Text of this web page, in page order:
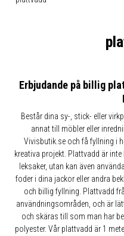
Erbjudande på billig
Består dina sy-, stick- eller
annat till möbler eller
Vivisbutik.se och få fyllning i
kreativa projekt. Plattvadd är
leksaker, utan kan även
foder i dina jackor eller andra
och billig fyllning. Plattvadd
användningsområden, och är
och skäras till som man har
polyester. Vår plattvadd är 1